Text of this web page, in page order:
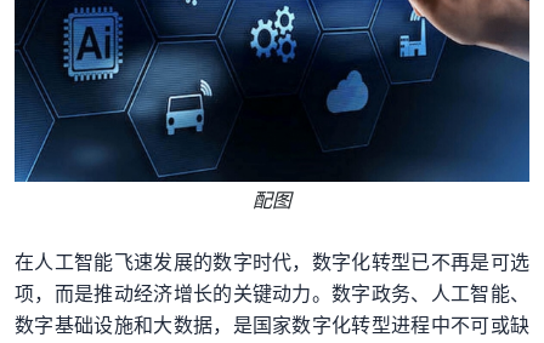
配图
在人工智能飞速发展的数字时代，数字化转型已不再是可选
项，而是推动经济增长的关键动力。数字政务、人工智能、
数字基础设施和大数据，是国家数字化转型进程中不可或缺